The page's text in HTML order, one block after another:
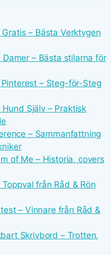
– Bästa Verktygen
– Bästa stilarna för
– Steg-för-Steg
Själv – Praktisk
– Sammanfattning
of Me – Historia, covers
från Råd & Rön
– Vinnare från Råd &
Skrivbord – Trotten,